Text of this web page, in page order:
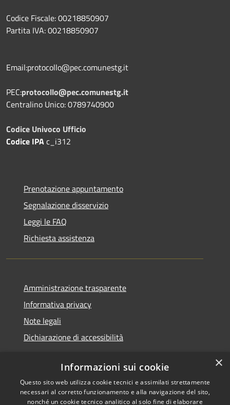
Codice Fiscale: 00218850907
Partita IVA: 00218850907
Email:protocollo@pec.comunestg.it
PEC:protocollo@pec.comunestg.it
Centralino Unico: 0789740900
Codice Univoco Ufficio
Codice IPAc_i312
Prenotazione appuntamento
Segnalazione disservizio
Leggi le FAQ
Richiesta assistenza
Amministrazione trasparente
Informativa privacy
Note legali
Dichiarazione di accessibilità
RSS
Accessibilità
Copyright © 2026 • Comune di
Santa Teresa Gallura •
×
Informazioni sui cookie
Questo sito web utilizza cookie tecnici e assimilati strettamente
necessari al corretto funzionamento e alla navigazione del sito,
nonché un cookie tecnico analitico al solo fine di elaborare